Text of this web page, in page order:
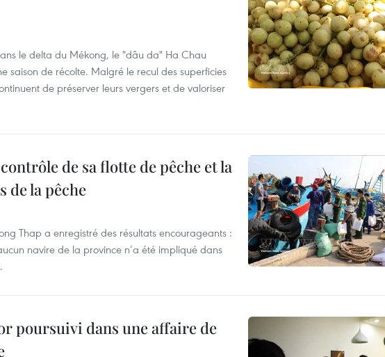
le delta du Mékong, le "dâu da" Ha Chau
saison de récolte. Malgré le recul des superficies
de préserver leurs vergers et de valoriser
de sa flotte de pêche et la
la pêche
Thap a enregistré des résultats encourageants :
navire de la province n’a été impliqué dans
poursuivi dans une affaire de